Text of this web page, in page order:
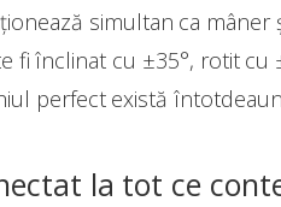
simultan ca mâner
fi înclinat cu ±35°, rotit cu
perfect există
la tot ce